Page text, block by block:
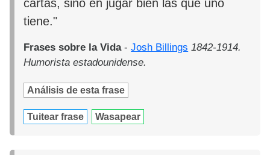
cartas, sino en jugar bien las que uno
tiene."
Frases sobre la Vida-Josh Billings 1842-1914.
Humorista estadounidense.
Análisis de esta frase
Tuitear frase Wasapear